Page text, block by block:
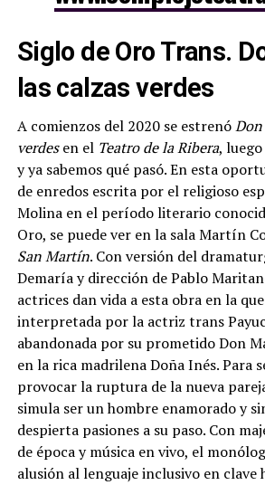
Siglo de Oro Trans.
las calzas verdes
A comienzos del 2020 se estrenóDon
verdesen el Teatro de la Ribera,
y ya sabemos qué pasó. En esta
de enredos escrita por el religioso
Molina en el período literario
Oro, se puede ver en la sala Martín
San Martín. Con versión del
Demaría y dirección de Pablo
actrices dan vida a esta obra en la
interpretada por la actriz trans
abandonada por su prometido Don
en la rica madrilena Doña Inés. Para
provocar la ruptura de la nueva
simula ser un hombre enamorado y
despierta pasiones a su paso. Con
de época y música en vivo, el
alusión al lenguaje inclusivo en clave